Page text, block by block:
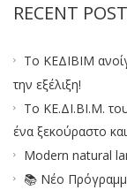
RECENT
Το ΚΕΔΙΒΙΜ
την εξέλιξη!
Το ΚΕ.ΔΙ.ΒΙ.Μ.
ένα ξεκούραστο
Modern natural
📚 Νέο